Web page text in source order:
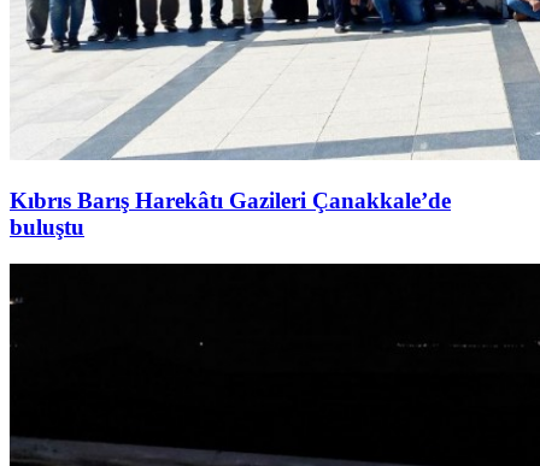
Kıbrıs Barış Harekâtı Gazileri Çanakkale’de
buluştu